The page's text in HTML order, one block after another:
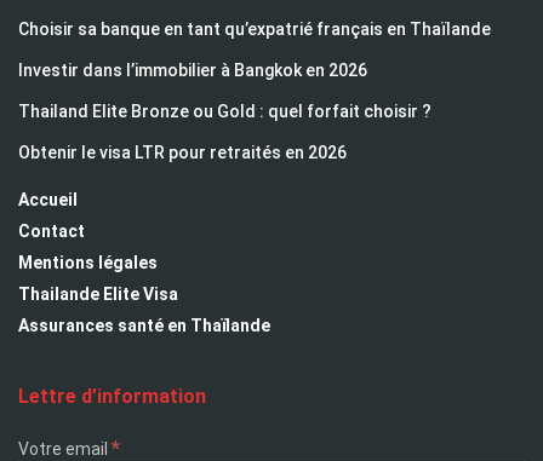
Choisir sa banque en tant qu’expatrié français en Thaïlande
Investir dans l’immobilier à Bangkok en 2026
Thailand Elite Bronze ou Gold : quel forfait choisir ?
Obtenir le visa LTR pour retraités en 2026
Accueil
Contact
Mentions légales
Thailande Elite Visa
Assurances santé en Thaïlande
Lettre d’information
Votre email *